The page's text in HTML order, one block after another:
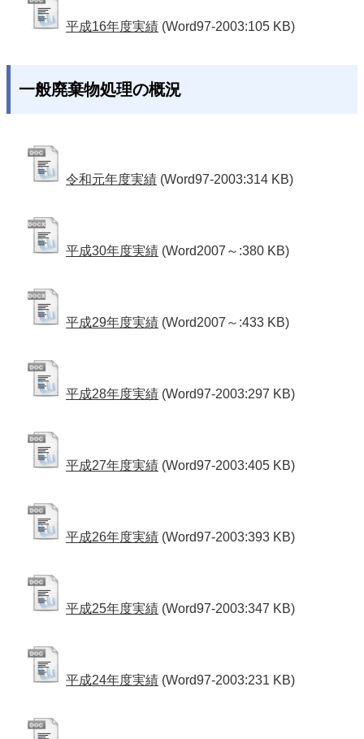
平成16年度実績 (Word97-2003:105 KB)
一般廃棄物処理の概況
令和元年度実績 (Word97-2003:314 KB)
平成30年度実績 (Word2007～:380 KB)
平成29年度実績 (Word2007～:433 KB)
平成28年度実績 (Word97-2003:297 KB)
平成27年度実績 (Word97-2003:405 KB)
平成26年度実績 (Word97-2003:393 KB)
平成25年度実績 (Word97-2003:347 KB)
平成24年度実績 (Word97-2003:231 KB)